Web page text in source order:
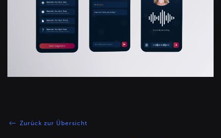
Zurück zur Übersicht